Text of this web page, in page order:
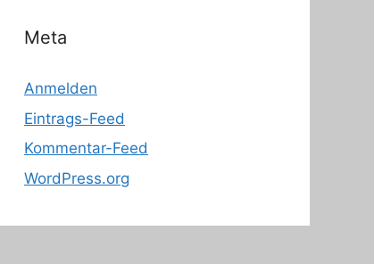
Meta
Anmelden
Eintrags-Feed
Kommentar-Feed
WordPress.org